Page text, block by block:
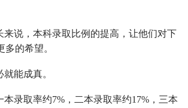
来说，本科录取比例的提高，让他们对下
的希望。
能成真。
本录取率约7%，二本录取率约17%，三本